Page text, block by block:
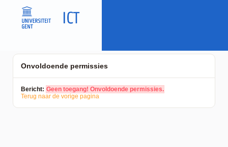
Onvoldoende permissies
Bericht: Geen toegang! Onvoldoende permissies.
Terug naar de vorige pagina